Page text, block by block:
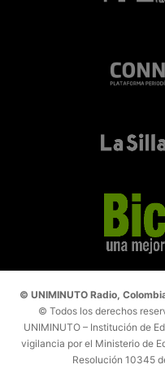
© UNIMINUTO Radio,
© Todos los derechos
UNIMINUTO – Institución de
vigilancia por el Ministerio de
Resolución 10345